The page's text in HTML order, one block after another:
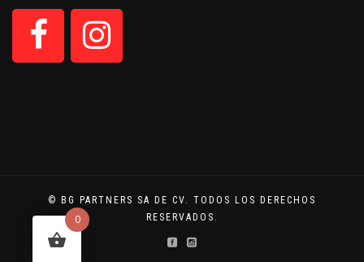
© BG PARTNERS SA DE CV. TODOS LOS DERECHOS
RESERVADOS.
0